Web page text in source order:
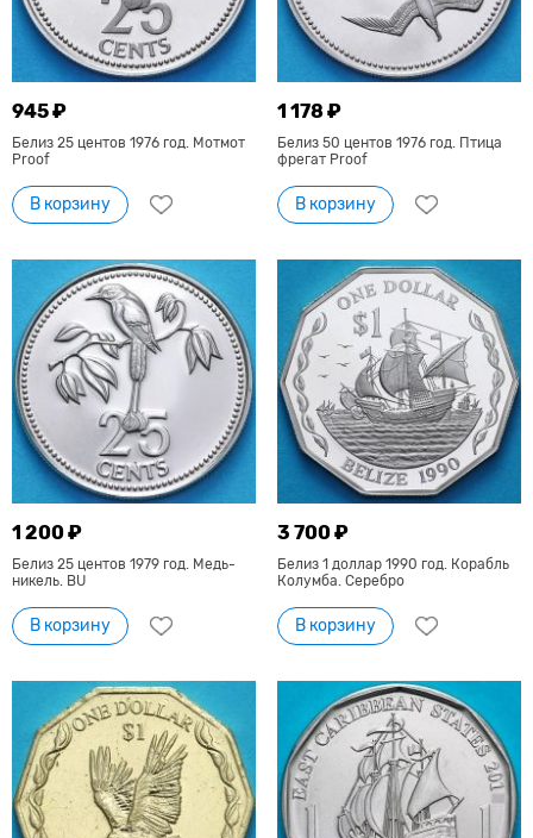
945 ₽
Белиз 25 центов 1976 год. Мотмот
Proof
В корзину
1 178 ₽
Белиз 50 центов 1976 год. Птица
фрегат Proof
В корзину
1 200 ₽
Белиз 25 центов 1979 год. Медь-
никель. BU
В корзину
3 700 ₽
Белиз 1 доллар 1990 год. Корабль
Колумба. Серебро
В корзину